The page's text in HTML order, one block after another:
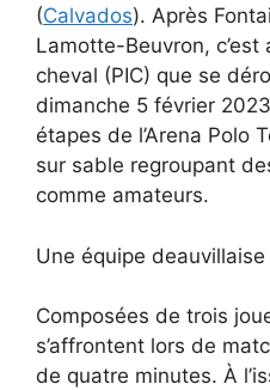
(Calvados). Après
Lamotte-Beuvron,
cheval (PIC) que se
dimanche 5 février
étapes de l’Arena Polo
sur sable regroupant
comme amateurs.
Une équipe
Composées de trois
s’affrontent lors de
de quatre minutes. À